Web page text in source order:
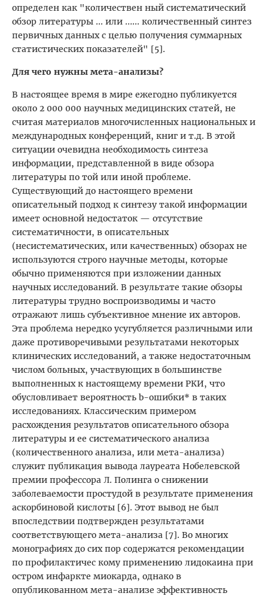
определен как "количествен ный систематический
обзор литературы ... или …... количественный синтез
первичных данных с целью получения суммарных
статистических показателей" [5].
Для чего нужны мета-анализы?
В настоящее время в мире ежегодно публикуется
около 2 000 000 научных медицинских статей, не
считая материалов многочисленных национальных и
международных конференций, книг и т.д. В этой
ситуации очевидна необходимость синтеза
информации, представленной в виде обзора
литературы по той или иной проблеме.
Существующий до настоящего времени
описательный подход к синтезу такой информации
имеет основной недостаток — отсутствие
систематичности, в описательных
(несистематических, или качественных) обзорах не
используются строго научные методы, которые
обычно применяются при изложении данных
научных исследований. В результате такие обзоры
литературы трудно воспроизводимы и часто
отражают лишь субъективное мнение их авторов.
Эта проблема нередко усугубляется различными или
даже противоречивыми результатами некоторых
клинических исследований, а также недостаточным
числом больных, участвующих в большинстве
выполненных к настоящему времени РКИ, что
обусловливает вероятность b-ошибки* в таких
исследованиях. Классическим примером
расхождения результатов описательного обзора
литературы и ее систематического анализа
(количественного анализа, или мета-анализа)
служит публикация вывода лауреата Нобелевской
премии профессора Л. Полинга о снижении
заболеваемости простудой в результате применения
аскорбиновой кислоты [6]. Этот вывод не был
впоследствии подтвержден результатами
соответствующего мета-анализа [7]. Во многих
монографиях до сих пор содержатся рекомендации
по профилактичес кому применению лидокаина при
остром инфаркте миокарда, однако в
опубликованном мета-анализе эффективность